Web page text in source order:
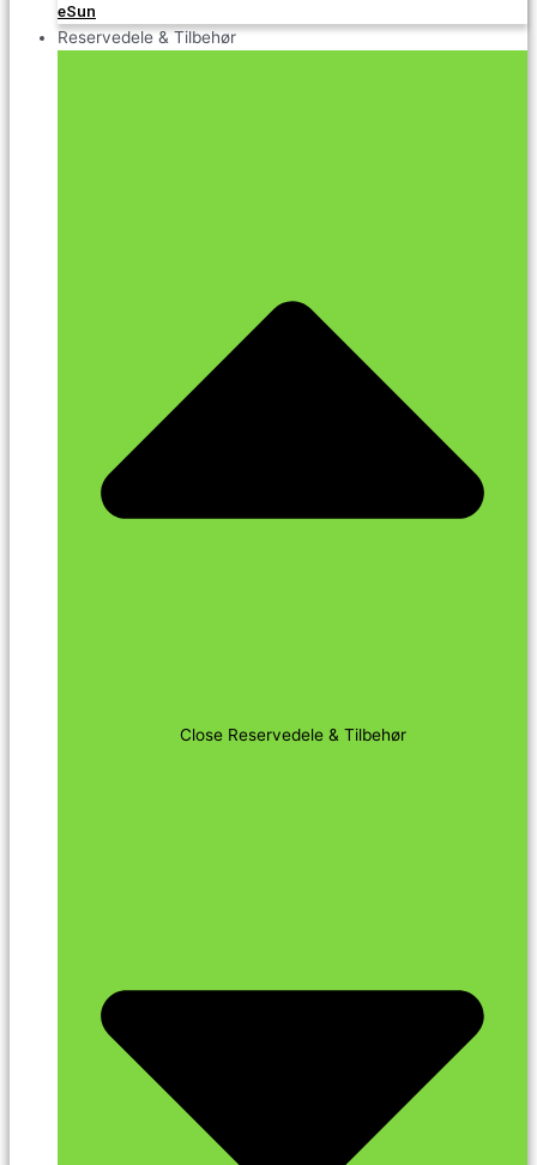
eSun
Reservedele & Tilbehør
Close Reservedele & Tilbehør